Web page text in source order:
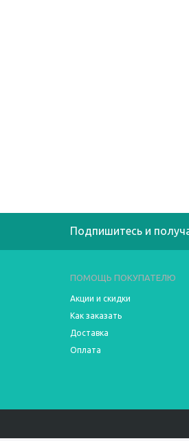
Подпишитесь и
ПОМОЩЬ ПОКУПАТЕЛЮ
Акции и скидки
Как заказать
Доставка
Оплата